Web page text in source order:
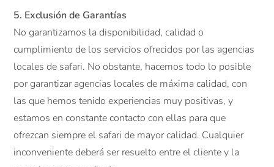
5. Exclusión de Garantías
No garantizamos la disponibilidad, calidad o
cumplimiento de los servicios ofrecidos por las agencias
locales de safari. No obstante, hacemos todo lo posible
por garantizar agencias locales de máxima calidad, con
las que hemos tenido experiencias muy positivas, y
estamos en constante contacto con ellas para que
ofrezcan siempre el safari de mayor calidad. Cualquier
inconveniente deberá ser resuelto entre el cliente y la